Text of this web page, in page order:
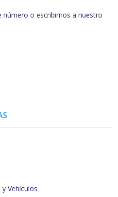
número o escribirnos a nuestro
Vehículos